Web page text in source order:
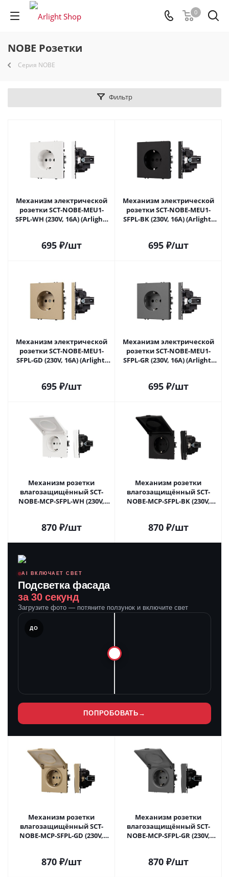
0
NOBE Розетки
Серия NOBE
Фильтр
Механизм электрической
розетки SCT-NOBE-MEU1-
SFPL-WH (230V, 16A) (Arlight,
695₽/шт
Механизм электрической
розетки SCT-NOBE-MEU1-
SFPL-BK (230V, 16A) (Arlight,
695₽/шт
Механизм электрической
розетки SCT-NOBE-MEU1-
SFPL-GD (230V, 16A) (Arlight,
695₽/шт
Механизм электрической
розетки SCT-NOBE-MEU1-
SFPL-GR (230V, 16A) (Arlight,
695₽/шт
Механизм розетки
влагозащищённый SCT-
NOBE-MCP-SFPL-WH (230V,
870₽/шт
Механизм розетки
влагозащищённый SCT-
NOBE-MCP-SFPL-BK (230V,
870₽/шт
AI ВКЛЮЧАЕТ СВЕТ
Подсветка фасада
за 30 секунд
Загрузите фото — потяните ползунок и включите свет
ДО
ПОПРОБОВАТЬ →
Механизм розетки
влагозащищённый SCT-
NOBE-MCP-SFPL-GD (230V,
870₽/шт
Механизм розетки
влагозащищённый SCT-
NOBE-MCP-SFPL-GR (230V,
870₽/шт